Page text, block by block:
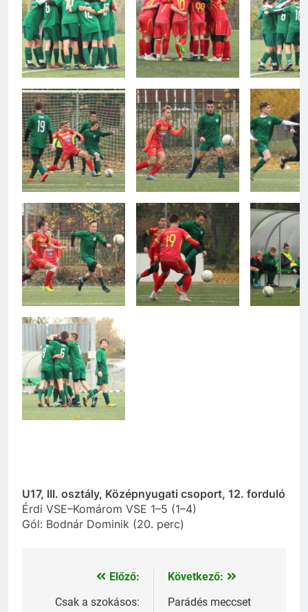
U17, III. osztály, Középnyugati csoport, 12. forduló
Érdi VSE–Komárom VSE 1–5 (1–4)
Gól: Bodnár Dominik (20. perc)
Bejegyzés
navigáció
Előző:
Csak a szokásos:
Következő:
Parádés meccset